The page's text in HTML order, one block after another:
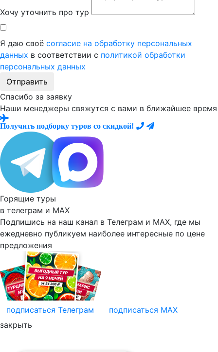
Хочу уточнить про тур
Я даю своё согласие на обработку персональных
данных в соответствии с политикой обработки
персональных данных
Отправить
Спасибо за заявку
Наши менеджеры свяжутся с вами в ближайшее время
Получить подборку туров со скидкой!
Горящие туры
в телеграм и MAX
Подпишись на наш канал в Телеграм и MAX, где мы
ежедневно публикуем наиболее интересные по цене
предложения
подписаться Телеграм подписаться MAX
закрыть